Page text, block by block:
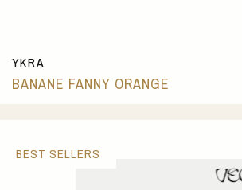
YKRA
BANANE FANNY ORANGE
BEST SELLERS